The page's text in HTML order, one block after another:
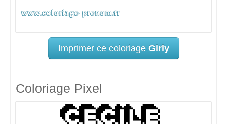
Imprimer ce coloriage Girly
Coloriage Pixel